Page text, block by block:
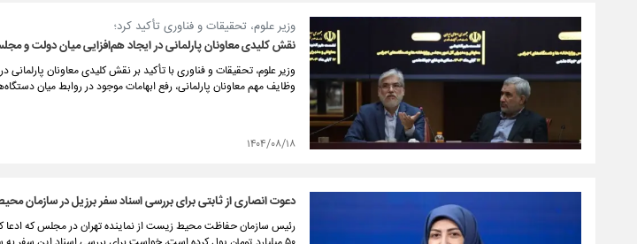
وزیر علوم، تحقیقات و فناوری تأکید کرد؛
نقش کلیدی معاونان پارلمانی در ایجاد هم‌افزایی میان دولت و
وزیر علوم، تحقیقات و فناوری با تأکید بر نقش کلیدی معاونان
وظایف مهم معاونان پارلمانی، رفع ابهامات موجود در روابط میان
۱۴۰۴/۰۸/۱۸
دعوت انصاری از ثابتی برای بررسی اسناد سفر برزیل در سازمان
رئیس سازمان حفاظت محیط زیست از نماینده تهران در مجلس که ادعا